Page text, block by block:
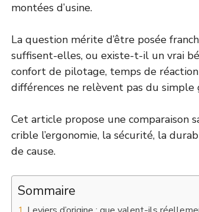
montées d’usine.
La question mérite d’être posée
suffisent-elles, ou existe-t-il un vrai
confort de pilotage, temps de
différences ne relèvent pas du
Cet article propose une comparaison
crible l’ergonomie, la sécurité, la
de cause.
Sommaire